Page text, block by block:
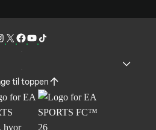
til toppen